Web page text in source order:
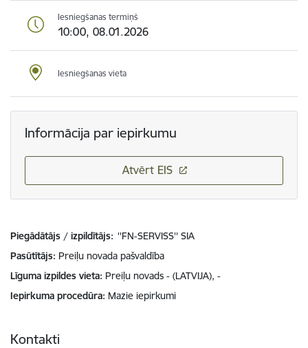
Iesniegšanas termiņš
10:00, 08.01.2026
Iesniegšanas vieta
Informācija par iepirkumu
Atvērt EIS
Piegādātājs / izpildītājs: ''FN-SERVISS'' SIA
Pasūtītājs Preiļu novada pašvaldība
Līguma izpildes vieta Preiļu novads - (LATVIJA), -
Iepirkuma procedūra Mazie iepirkumi
Kontakti